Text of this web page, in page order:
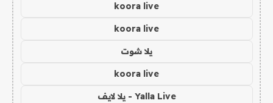
koora live
koora live
يلا شوت
koora live
Yalla Live - يلا لايف